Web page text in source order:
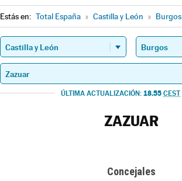
Estás en: Total España » Castilla y León » Burgos
ÚLTIMA ACTUALIZACIÓN: 18.55 CEST
ZAZUAR
Concejales